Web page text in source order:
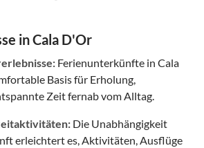
in Cala D'Or
Ferienunterkünfte in Cala
Basis für Erholung,
Zeit fernab vom Alltag.
Die Unabhängigkeit
erleichtert es, Aktivitäten, Ausflüge